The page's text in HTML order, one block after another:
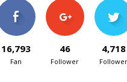
16,793
Fan
46
Follower
4,718
Follower